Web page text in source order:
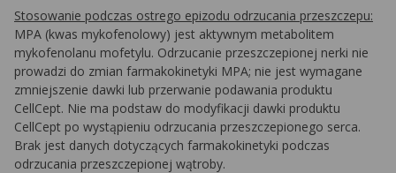
Stosowanie podczas ostrego epizodu odrzucania przeszczepu:
MPA (kwas mykofenolowy) jest aktywnym metabolitem
mykofenolanu mofetylu. Odrzucanie przeszczepionej nerki nie
prowadzi do zmian farmakokinetyki MPA; nie jest wymagane
zmniejszenie dawki lub przerwanie podawania produktu
CellCept. Nie ma podstaw do modyfikacji dawki produktu
CellCept po wystąpieniu odrzucania przeszczepionego serca.
Brak jest danych dotyczących farmakokinetyki podczas
odrzucania przeszczepionej wątroby.